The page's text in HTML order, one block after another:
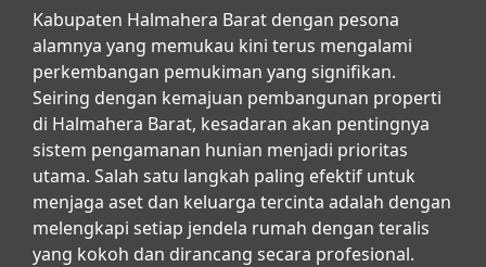
Kabupaten Halmahera Barat dengan pesona
alamnya yang memukau kini terus mengalami
perkembangan pemukiman yang signifikan.
Seiring dengan kemajuan pembangunan properti
di Halmahera Barat, kesadaran akan pentingnya
sistem pengamanan hunian menjadi prioritas
utama. Salah satu langkah paling efektif untuk
menjaga aset dan keluarga tercinta adalah dengan
melengkapi setiap jendela rumah dengan teralis
yang kokoh dan dirancang secara profesional.